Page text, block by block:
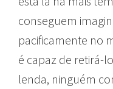
conseguem
pacificamente no
é capaz de retirá-
lenda, ninguém